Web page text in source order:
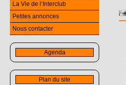
La Vie de l’Interclub
Petites annonces
Nous contacter
Agenda
Plan du site